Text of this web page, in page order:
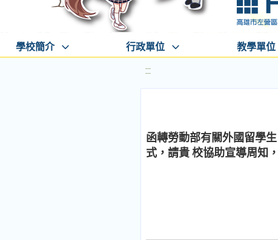
學校簡介 行政單位 教學單位
:::
函轉勞動部有關外國留學
式，請貴 校協助宣導周知